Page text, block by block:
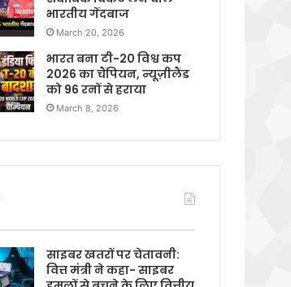
भारतीय गेंदबाज
March 20, 2026
भारत बना टी-20 विश्व कप
2026 का चैंपियन, न्यूज़ीलैंड
को 96 रनों से हराया
March 8, 2026
साइबर खतरों पर चेतावनी:
वित्त मंत्री ने कहा- साइबर